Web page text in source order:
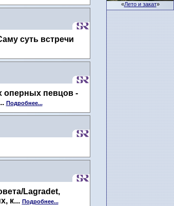
«Лето и закат»
суть встречи
оперных певцов -
Подробнее...
Lagradet,
к... Подробнее...